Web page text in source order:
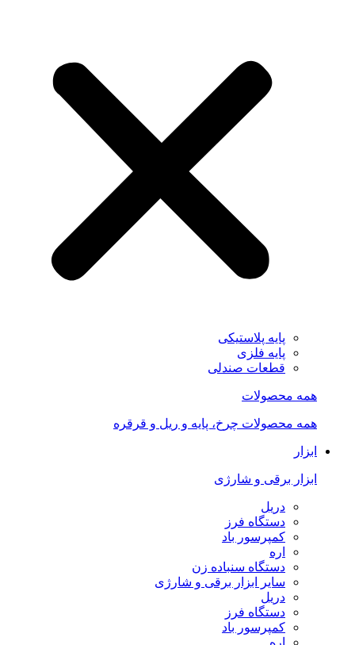
پایه پلاستیکی
پایه فلزی
قطعات صندلی
همه محصولات
همه محصولات چرخ، پایه و ریل و قرقره
ابزار
ابزار برقی و شارژی
دریل
دستگاه فرز
کمپرسور باد
اره
دستگاه سنباده زن
سایر ابزار برقی و شارژی
دریل
دستگاه فرز
کمپرسور باد
اره